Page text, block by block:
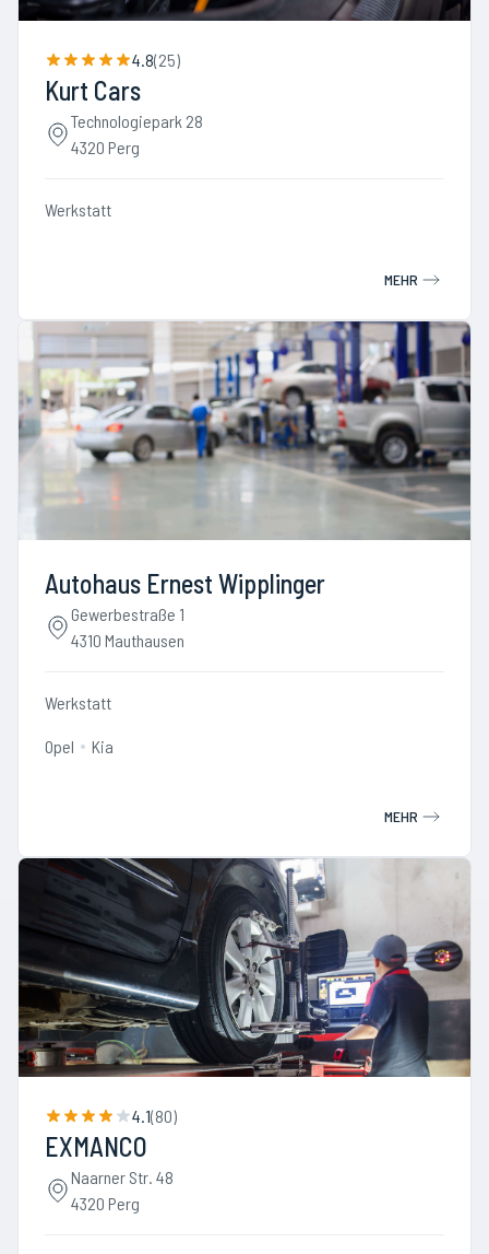
4.8(25)
Kurt Cars
Technologiepark 28
4320 Perg
Werkstatt
MEHR
Autohaus Ernest Wipplinger
Gewerbestraße 1
4310 Mauthausen
Werkstatt
Opel Kia
MEHR
4.1(80)
EXMANCO
Naarner Str. 48
4320 Perg